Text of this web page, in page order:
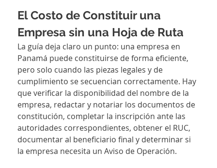
El Costo de Constituir una
Empresa sin una Hoja de Ruta
La guía deja claro un punto: una empresa en
Panamá puede constituirse de forma eficiente,
pero solo cuando las piezas legales y de
cumplimiento se secuencian correctamente. Hay
que verificar la disponibilidad del nombre de la
empresa, redactar y notariar los documentos de
constitución, completar la inscripción ante las
autoridades correspondientes, obtener el RUC,
documentar al beneficiario final y determinar si
la empresa necesita un Aviso de Operación.